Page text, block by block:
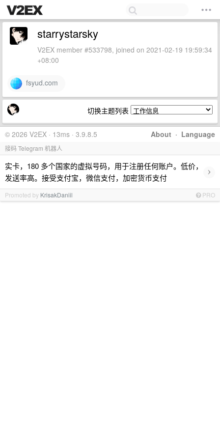
starrystarsky
V2EX member #533798, joined on 2021-02-19 19:59:34
+08:00
fsyud.com
切换主题列表
About · Language
© 2026 V2EX · 13ms · 3.9.8.5
接码 Telegram 机器人
实卡，180 多个国家的虚拟号码，用于注册任何账户。低价，
发送率高。接受支付宝，微信支付，加密货币支付
›
Promoted by KrisakDaniil PRO